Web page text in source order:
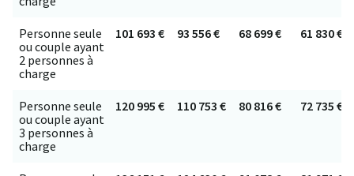
Personne seule
ou couple ayant
2 personnes à
charge
101 693 € 93 556 € 68 699 € 61 830 €
Personne seule
ou couple ayant
3 personnes à
charge
120 995 € 110 753 € 80 816 € 72 735 €